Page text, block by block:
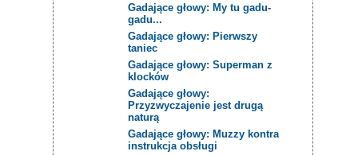
Gadające głowy: My tu gadu-
gadu...
Gadające głowy: Pierwszy
taniec
Gadające głowy: Superman z
klocków
Gadające głowy:
Przyzwyczajenie jest drugą
naturą
Gadające głowy: Muzzy kontra
instrukcja obsługi